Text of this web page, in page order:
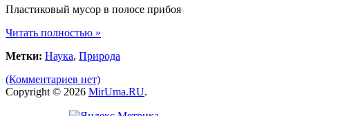
Пластиковый мусор в полосе прибоя
Читать полностью »
Метки: Наука, Природа
(Комментариев нет)
Copyright © 2026 MirUma.RU.